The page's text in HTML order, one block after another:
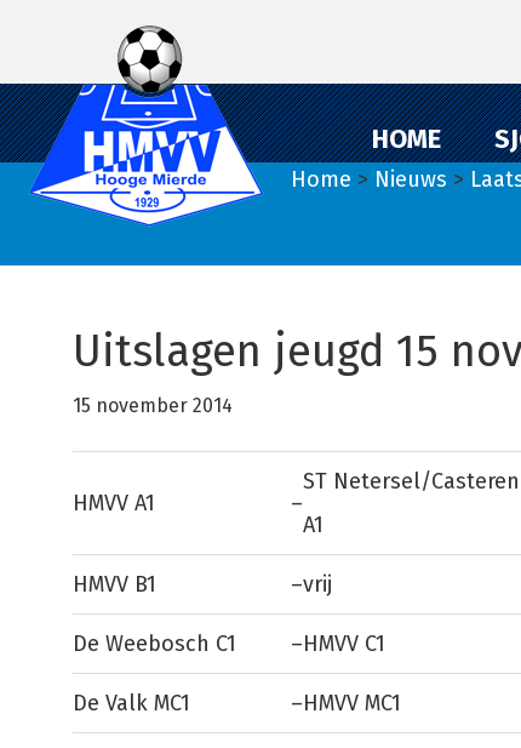
de
hoofdnavigatie
de
hoofd
inhoud
de
eerste
sidebar
HOME
Home > Nieuws >
Uitslagen jeugd 15
15 november 2014
HMVV A1 –
ST Netersel/Casteren
A1
HMVV B1 –vrij
De Weebosch C1 –HMVV C1
De Valk MC1 –HMVV MC1